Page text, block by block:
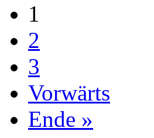
1
2
3
Vorwärts
Ende »